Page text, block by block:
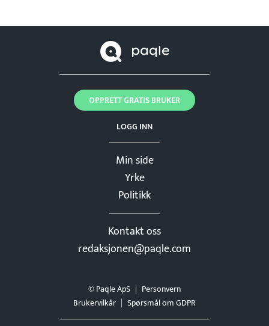
Min side
Yrke
Politikk
Kontakt oss
redaksjonen@paqle.com
LOGG INN
OPPRETT GRATIS BRUKER
© Paqle ApS
Personvern
Brukervilkår
Spørsmål om GDPR